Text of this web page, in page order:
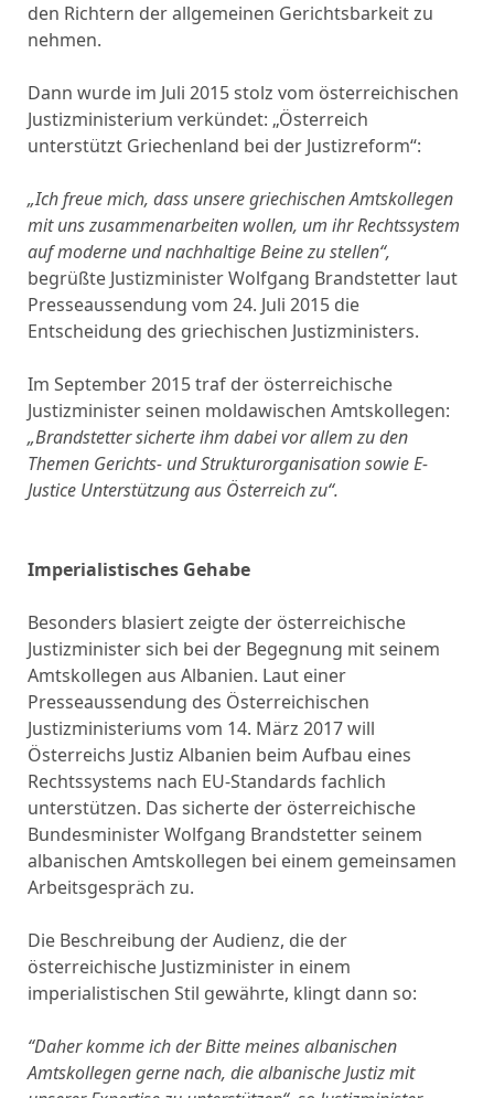
den Richtern der allgemeinen Gerichtsbarkeit zu
nehmen.
Dann wurde im Juli 2015 stolz vom österreichischen
Justizministerium verkündet: „Österreich
unterstützt Griechenland bei der Justizreform“:
„Ich freue mich, dass unsere griechischen Amtskollegen
mit uns zusammenarbeiten wollen, um ihr Rechtssystem
auf moderne und nachhaltige Beine zu stellen“,
begrüßte Justizminister Wolfgang Brandstetter laut
Presseaussendung vom 24. Juli 2015 die
Entscheidung des griechischen Justizministers.
Im September 2015 traf der österreichische
Justizminister seinen moldawischen Amtskollegen:
„Brandstetter sicherte ihm dabei vor allem zu den
Themen Gerichts- und Strukturorganisation sowie E-
Justice Unterstützung aus Österreich zu“.
Imperialistisches Gehabe
Besonders blasiert zeigte der österreichische
Justizminister sich bei der Begegnung mit seinem
Amtskollegen aus Albanien. Laut einer
Presseaussendung des Österreichischen
Justizministeriums vom 14. März 2017 will
Österreichs Justiz Albanien beim Aufbau eines
Rechtssystems nach EU-Standards fachlich
unterstützen. Das sicherte der österreichische
Bundesminister Wolfgang Brandstetter seinem
albanischen Amtskollegen bei einem gemeinsamen
Arbeitsgespräch zu.
Die Beschreibung der Audienz, die der
österreichische Justizminister in einem
imperialistischen Stil gewährte, klingt dann so:
“Daher komme ich der Bitte meines albanischen
Amtskollegen gerne nach, die albanische Justiz mit